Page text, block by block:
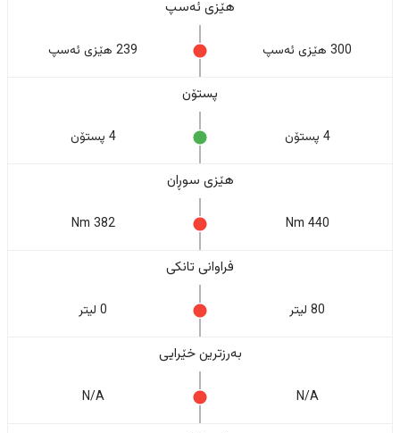
هێزی ئەسپ
300 هێزی ئەسپ 239 هێزی ئەسپ
پستۆن
4 پستۆن 4 پستۆن
هێزی سوڕان
440 Nm
382 Nm
فراوانی تانکی
80 لیتر 0 لیتر
بەرزترین خێرایی
N/A
N/A